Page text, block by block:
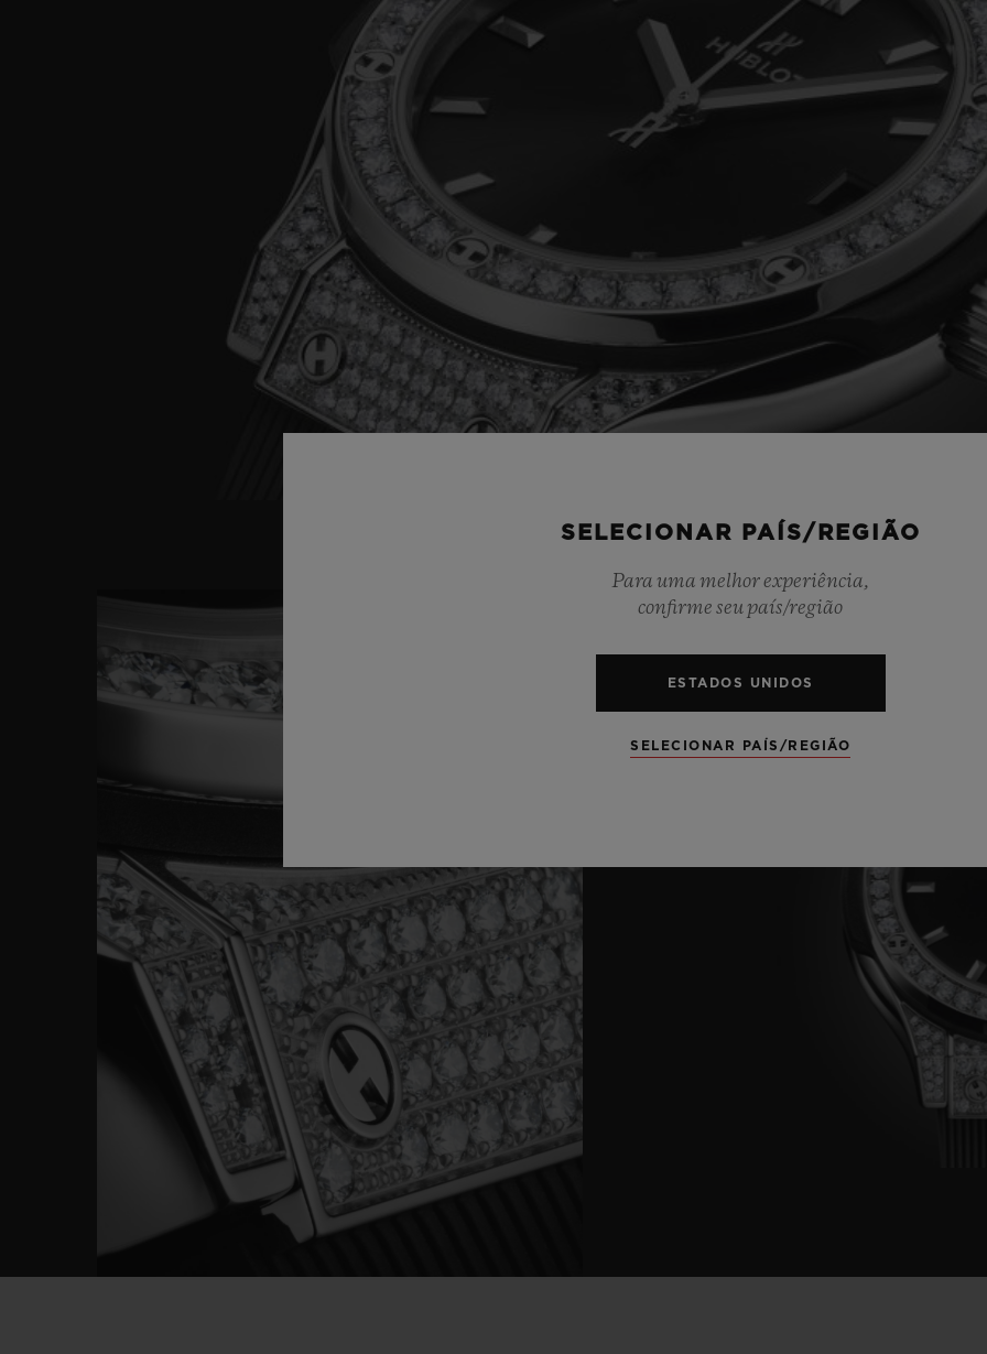
SELECIONAR PAÍS/REGIÃO
Para uma melhor experiência,
confirme seu país/região
ESTADOS UNIDOS
SELECIONAR PAÍS/REGIÃO